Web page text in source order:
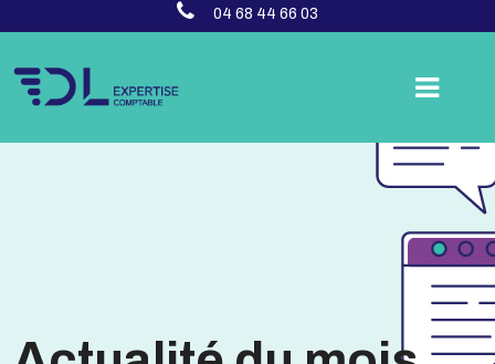
04 68 44 66 03